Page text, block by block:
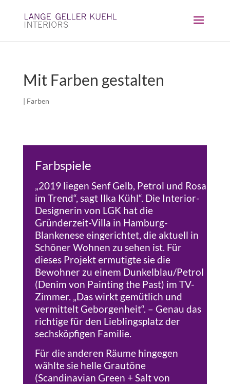
Mit Farben gestalten
| Farben
Farbspiele
„2019 liegen Senf Gelb, Petrol und Rosa
im Trend“, sagt Ilka Kühl“. Die Interior-
Designerin von LGK hat die
Gründerzeit-Villa in Hamburg-
Blankenese eingerichtet, die aktuell in
Schöner Wohnen zu sehen ist. Für
dieses Projekt ermutigte sie die
Bewohner zu einem Dunkelblau/Petrol
(Denim von Painting the Past) im TV-
Zimmer. „Das wirkt gemütlich und
vermittelt Geborgenheit“. – Genau das
richtige für den Lieblingsplatz der
sechsköpfigen Familie.
Für die anderen Räume hingegen
wählte sie helle Grautöne
(Scandinavian Green + Salt von